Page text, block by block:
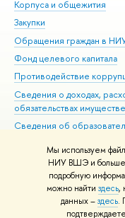
Мы используем
НИУ ВШЭ и
подробную
можно найти здесь,
данных –здесь.
Корпуса и общежития
Закупки
Обращения граждан в
Фонд целевого капитала
Противодействие
Сведения о доходах,
обязательствах
Сведения об
Людям с ограниченными
Единая платежная
Работа в Вышке